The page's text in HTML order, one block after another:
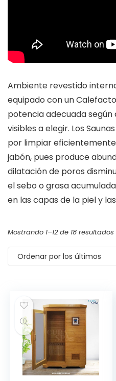
Ambiente revestido
equipado con un
potencia adecuada según
visibles a elegir. Los
por limpiar
jabón, pues produce
dilatación de poros
el sebo o grasa
en las capas de la piel y
Mostrando 1–12 de 18 resultados
Ordenar por los últimos